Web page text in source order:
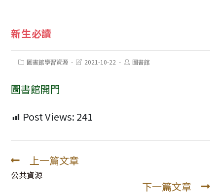
新生必讀
Post圖書館學習資源
Post2021-10-22
Post圖書館
圖書館開門
Post Views: 241
Read
more
上一篇文章
公共資源
下一篇文章